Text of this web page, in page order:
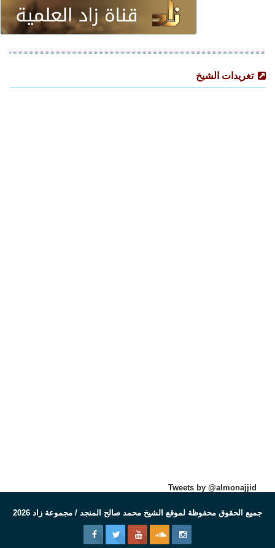
تغريدات الشيخ
Tweets by @almonajjid
جميع الحقوق محفوظة لموقع الشيخ محمد صالح المنجد / مجموعة زاد 2026